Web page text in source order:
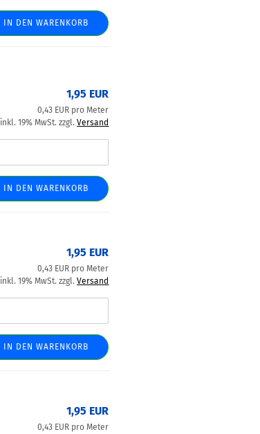
IN DEN WARENKORB
1,95 EUR
0,43 EUR pro Meter
inkl. 19% MwSt. zzgl.Versand
IN DEN WARENKORB
1,95 EUR
0,43 EUR pro Meter
inkl. 19% MwSt. zzgl.Versand
IN DEN WARENKORB
1,95 EUR
0,43 EUR pro Meter